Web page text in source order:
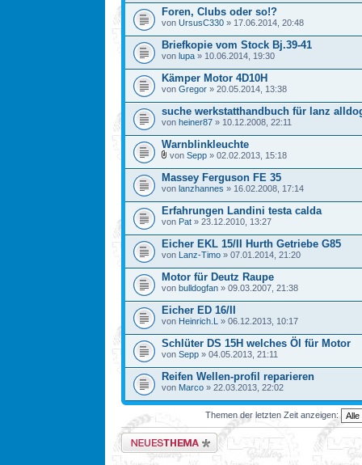
Foren, Clubs oder so!?
von UrsusC330 » 17.06.2014, 20:48
Briefkopie vom Stock Bj.39-41
von lupa » 10.06.2014, 19:30
Kämper Motor 4D10H
von Gregor » 20.05.2014, 13:38
suche werkstatthandbuch für lanz
von heiner87 » 10.12.2008, 22:11
Warnblinkleuchte
von Sepp » 02.02.2013, 15:18
Massey Ferguson FE 35
von lanzhannes » 16.02.2008, 17:14
Erfahrungen Landini testa calda
von Pat » 23.12.2010, 13:27
Eicher EKL 15/II Hurth Getriebe G85
von Lanz-Timo » 07.01.2014, 21:20
Motor für Deutz Raupe
von bulldogfan » 09.03.2007, 21:38
Eicher ED 16/II
von Heinrich.L » 06.12.2013, 10:17
Schlüter DS 15H welches Öl für Motor
von Sepp » 04.05.2013, 21:11
Reifen Wellen-profil reparieren
von Marco » 22.03.2013, 22:02
Themen der letzten Zeit anzeigen:
Neues Thema erstellen